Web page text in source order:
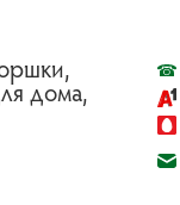
дoмa,